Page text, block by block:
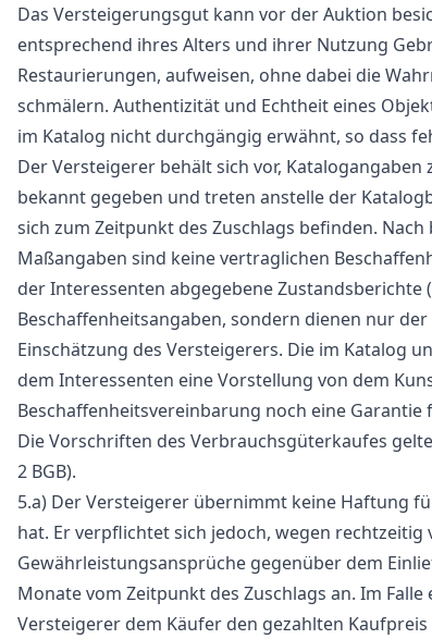
Das Versteigerungsgut kann vor der Auktion
entsprechend ihres Alters und ihrer Nutzung
Restaurierungen, aufweisen, ohne dabei die
schmälern. Authentizität und Echtheit eines
im Katalog nicht durchgängig erwähnt, so dass
Der Versteigerer behält sich vor,
bekannt gegeben und treten anstelle der
sich zum Zeitpunkt des Zuschlags befinden.
Maßangaben sind keine vertraglichen
der Interessenten abgegebene
Beschaffenheitsangaben, sondern dienen nur
Einschätzung des Versteigerers. Die im Katalog
dem Interessenten eine Vorstellung von dem
Beschaffenheitsvereinbarung noch eine Garantie
Die Vorschriften des Verbrauchsgüterkaufes
2 BGB).
5.a) Der Versteigerer übernimmt keine Haftung
hat. Er verpflichtet sich jedoch, wegen
Gewährleistungsansprüche gegenüber dem
Monate vom Zeitpunkt des Zuschlags an. Im
Versteigerer dem Käufer den gezahlten